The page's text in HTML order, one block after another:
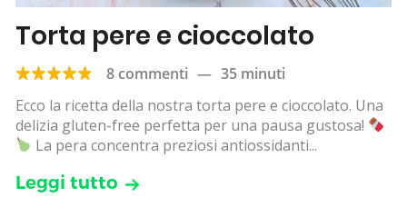
Torta pere e cioccolato
8 commenti — 35 minuti
Ecco la ricetta della nostra torta pere e cioccolato. Una
delizia gluten-free perfetta per una pausa gustosa!
La pera concentra preziosi antiossidanti...
Leggi tutto